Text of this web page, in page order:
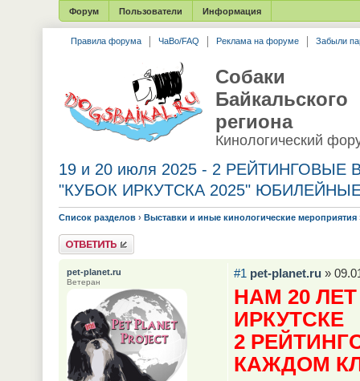
Форум Пользователи Информация
Правила форума ЧаВо/FAQ Реклама на форуме Забыли
Собаки
Байкальского
региона
Кинологический
19 и 20 июля 2025 - 2 РЕЙТИНГОВЫЕ
"КУБОК ИРКУТСКА 2025"
Список разделов › Выставки и иные кинологические мероприятия
Ответить
#1 pet-planet.ru »
НАМ 20
ИРКУТСКЕ
2
КАЖДОМ
pet-planet.ru
Ветеран